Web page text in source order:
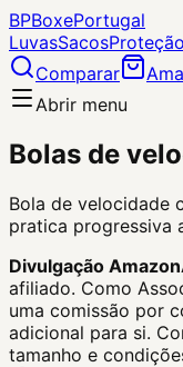
BPBoxePortugal
LuvasSacosProteção
Comparar
Abrir menu
Bolas de
Bola de velocidade
pratica progressiva
Divulgação Amazon
afiliado. Como
uma comissão por
adicional para si.
tamanho e